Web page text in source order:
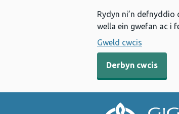
Rydyn ni’n
wella ein gwefan ac i
Gweld cwcis
Derbyn cwcis